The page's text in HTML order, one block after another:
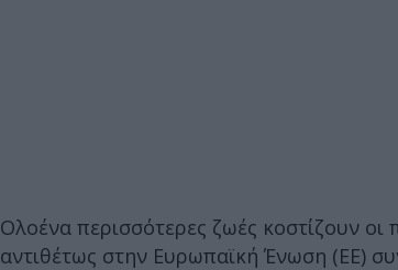
Ολοένα περισσότερες ζωές κοστίζουν
αντιθέτως στην Ευρωπαϊκή Ένωση (ΕΕ)